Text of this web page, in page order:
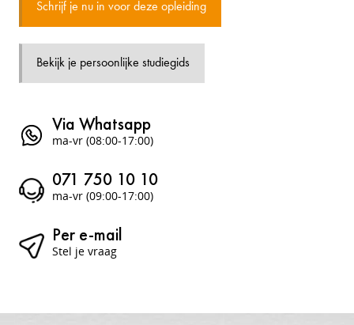
Schrijf je nu in voor deze opleiding
Bekijk je persoonlijke studiegids
Via Whatsapp
ma-vr (08:00-17:00)
071 750 10 10
ma-vr (09:00-17:00)
Per e-mail
Stel je vraag